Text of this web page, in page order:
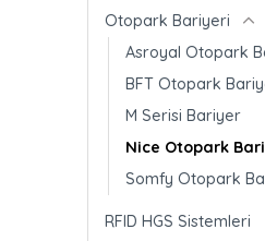
Otopark Bariyeri
Asroyal Otopark
BFT Otopark
M Serisi Bariyer
Nice Otopark
Somfy Otopark
RFID HGS Sistemleri